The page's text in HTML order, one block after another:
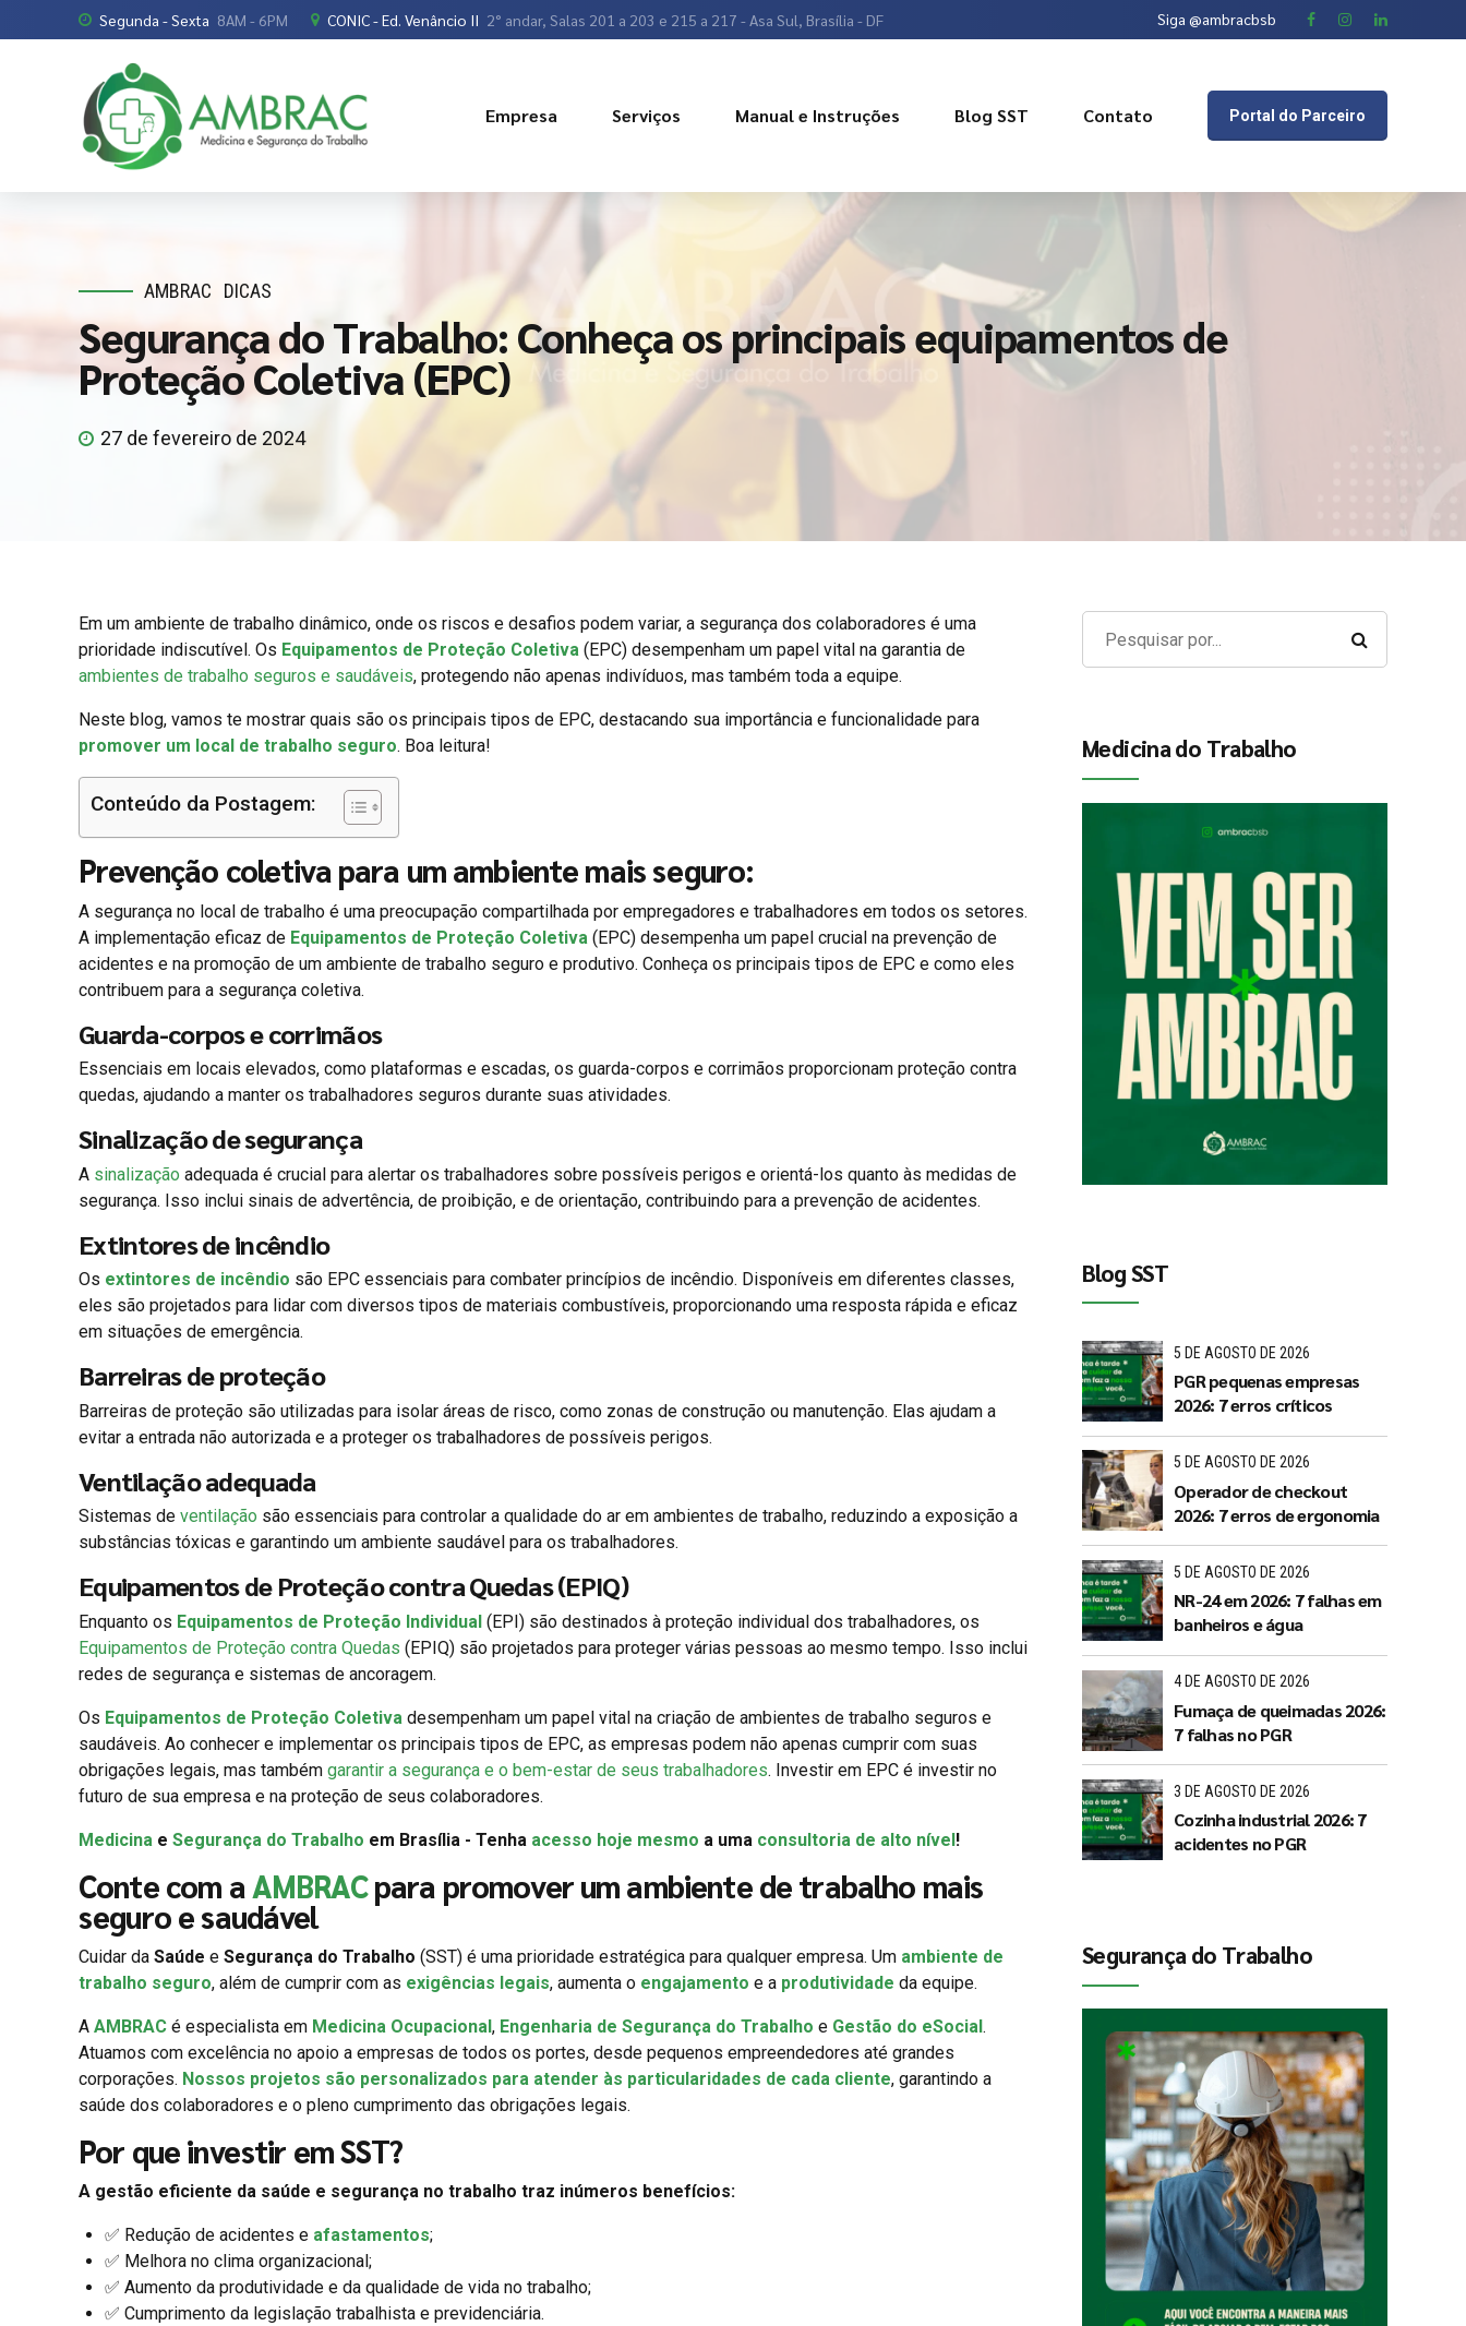
Segunda - Sexta 8AM - 6PM CONIC - Ed. Venâncio II 2° andar, Salas 201 a 203 e 215 a 217 - Asa Sul, Brasília - DF Siga @ambracbsb
Portal do Parceiro
Empresa Serviços Manual e Instruções Blog SST Contato
AMBRAC DICAS
Segurança do Trabalho: Conheça os principais equipamentos de
Proteção Coletiva (EPC)
27 de fevereiro de 2024
Em um ambiente de trabalho dinâmico, onde os riscos e desafios podem variar, a segurança dos colaboradores é uma
prioridade indiscutível. Os Equipamentos de Proteção Coletiva (EPC) desempenham um papel vital na garantia de
ambientes de trabalho seguros e saudáveis, protegendo não apenas indivíduos, mas também toda a equipe.
Neste blog, vamos te mostrar quais são os principais tipos de EPC, destacando sua importância e funcionalidade para
promover um local de trabalho seguro. Boa leitura!
Conteúdo da Postagem:
Prevenção coletiva para um ambiente mais seguro:
A segurança no local de trabalho é uma preocupação compartilhada por empregadores e trabalhadores em todos os setores.
A implementação eficaz de Equipamentos de Proteção Coletiva (EPC) desempenha um papel crucial na prevenção de
acidentes e na promoção de um ambiente de trabalho seguro e produtivo. Conheça os principais tipos de EPC e como eles
contribuem para a segurança coletiva.
Guarda-corpos e corrimãos
Essenciais em locais elevados, como plataformas e escadas, os guarda-corpos e corrimãos proporcionam proteção contra
quedas, ajudando a manter os trabalhadores seguros durante suas atividades.
Sinalização de segurança
A sinalização adequada é crucial para alertar os trabalhadores sobre possíveis perigos e orientá-los quanto às medidas de
segurança. Isso inclui sinais de advertência, de proibição, e de orientação, contribuindo para a prevenção de acidentes.
Extintores de incêndio
Os extintores de incêndio são EPC essenciais para combater princípios de incêndio. Disponíveis em diferentes classes,
eles são projetados para lidar com diversos tipos de materiais combustíveis, proporcionando uma resposta rápida e eficaz
em situações de emergência.
Barreiras de proteção
Barreiras de proteção são utilizadas para isolar áreas de risco, como zonas de construção ou manutenção. Elas ajudam a
evitar a entrada não autorizada e a proteger os trabalhadores de possíveis perigos.
Ventilação adequada
Sistemas de ventilação são essenciais para controlar a qualidade do ar em ambientes de trabalho, reduzindo a exposição a
substâncias tóxicas e garantindo um ambiente saudável para os trabalhadores.
Equipamentos de Proteção contra Quedas (EPIQ)
Enquanto os Equipamentos de Proteção Individual (EPI) são destinados à proteção individual dos trabalhadores, os
Equipamentos de Proteção contra Quedas (EPIQ) são projetados para proteger várias pessoas ao mesmo tempo. Isso inclui
redes de segurança e sistemas de ancoragem.
Os Equipamentos de Proteção Coletiva desempenham um papel vital na criação de ambientes de trabalho seguros e
saudáveis. Ao conhecer e implementar os principais tipos de EPC, as empresas podem não apenas cumprir com suas
obrigações legais, mas também garantir a segurança e o bem-estar de seus trabalhadores. Investir em EPC é investir no
futuro de sua empresa e na proteção de seus colaboradores.
Medicina e Segurança do Trabalho em Brasília - Tenha acesso hoje mesmo a uma consultoria de alto nível!
Conte com aAMBRACpara promover um ambiente de trabalho mais
seguro e saudável
Cuidar da Saúde e Segurança do Trabalho (SST) é uma prioridade estratégica para qualquer empresa. Um ambiente de
trabalho seguro, além de cumprir com as exigências legais, aumenta o engajamento e a produtividade da equipe.
A AMBRAC é especialista em Medicina Ocupacional, Engenharia de Segurança do Trabalho e Gestão do eSocial.
Atuamos com excelência no apoio a empresas de todos os portes, desde pequenos empreendedores até grandes
corporações. Nossos projetos são personalizados para atender às particularidades de cada cliente, garantindo a
saúde dos colaboradores e o pleno cumprimento das obrigações legais.
Por que investir em SST?
A gestão eficiente da saúde e segurança no trabalho traz inúmeros benefícios:
✅ Redução de acidentes e afastamentos;
✅ Melhora no clima organizacional;
✅ Aumento da produtividade e da qualidade de vida no trabalho;
✅ Cumprimento da legislação trabalhista e previdenciária.
Medicina do Trabalho
Blog SST
5 DE AGOSTO DE 2026
PGR pequenas empresas
2026: 7 erros críticos
5 DE AGOSTO DE 2026
Operador de checkout
2026: 7 erros de ergonomia
5 DE AGOSTO DE 2026
NR-24 em 2026: 7 falhas em
banheiros e água
4 DE AGOSTO DE 2026
Fumaça de queimadas 2026:
7 falhas no PGR
3 DE AGOSTO DE 2026
Cozinha industrial 2026: 7
acidentes no PGR
Segurança do Trabalho